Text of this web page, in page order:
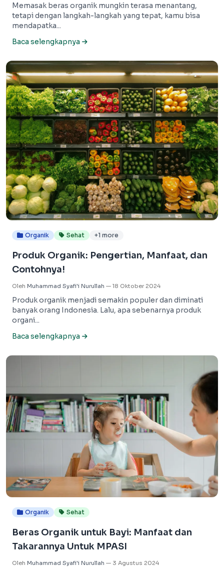
Memasak beras organik mungkin terasa menantang,
tetapi dengan langkah-langkah yang tepat, kamu bisa
mendapatka...
Baca selengkapnya
Organik Sehat +1 more
Produk Organik: Pengertian, Manfaat, dan
Contohnya!
Oleh Muhammad Syafi'i Nurullah — 18 Oktober 2024
Produk organik menjadi semakin populer dan diminati
banyak orang Indonesia. Lalu, apa sebenarnya produk
organi...
Baca selengkapnya
Organik Sehat
Beras Organik untuk Bayi: Manfaat dan
Takarannya Untuk MPASI
Oleh Muhammad Syafi'i Nurullah — 3 Agustus 2024